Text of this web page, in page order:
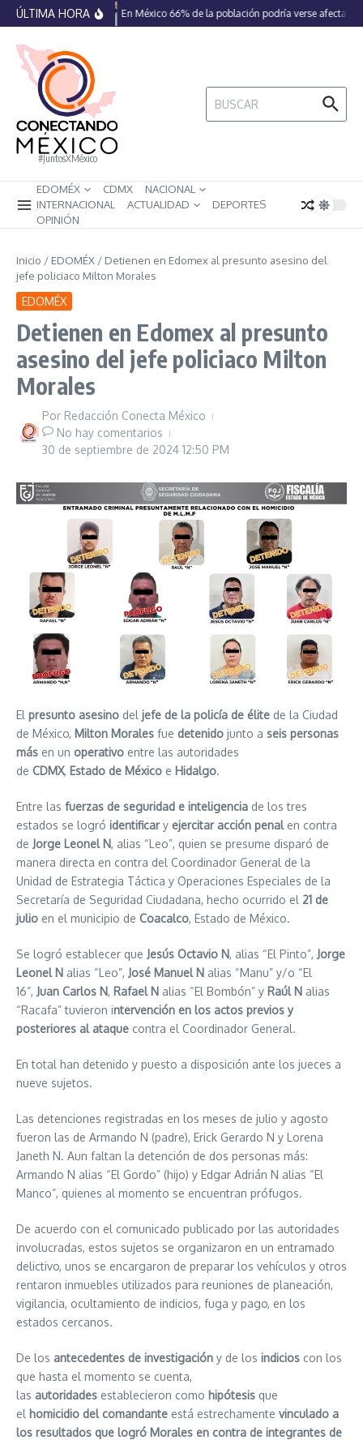
Saltar al contenido
ÚLTIMA HORA En México 66% de la población podría verse afectada
#JuntosXMéxico
Buscar:
EDOMÉX CDMX
NACIONAL
INTERNACIONAL
ACTUALIDAD
DEPORTES
OPINIÓN
Inicio / EDOMÉX / Detienen en Edomex al presunto asesino del
jefe policiaco Milton Morales
EDOMÉX
Detienen en Edomex al presunto
asesino del jefe policiaco Milton
Morales
Por Redacción Conecta México
No hay comentarios
30 de septiembre de 2024 12:50 PM
El presunto asesino del jefe de la policía de élite de la Ciudad
de México, Milton Morales fue detenido junto a seis personas
más en un operativo entre las autoridades
de CDMX, Estado de México e Hidalgo.
Entre las fuerzas de seguridad e inteligencia de los tres
estados se logró identificary ejercitar acción penal en contra
de Jorge Leonel N, alias “Leo”, quien se presume disparó de
manera directa en contra del Coordinador General de la
Unidad de Estrategia Táctica y Operaciones Especiales de la
Secretaría de Seguridad Ciudadana, hecho ocurrido el 21 de
julio en el municipio de Coacalco, Estado de México.
Se logró establecer que Jesús Octavio N, alias “El Pinto”, Jorge
Leonel N alias “Leo”, José Manuel N alias “Manu” y/o “El
16”, Juan Carlos N, Rafael N alias “El Bombón” y Raúl N alias
“Racafa” tuvieron intervención en los actos previos y
posteriores al ataque contra el Coordinador General.
En total han detenido y puesto a disposición ante los jueces a
nueve sujetos.
Las detenciones registradas en los meses de julio y agosto
fueron las de Armando N (padre), Erick Gerardo N y Lorena
Janeth N. Aun faltan la detención de dos personas más:
Armando N alias “El Gordo” (hijo) y Edgar Adrián N alias “El
Manco”, quienes al momento se encuentran prófugos.
De acuerdo con el comunicado publicado por las autoridades
involucradas, estos sujetos se organizaron en un entramado
delictivo, unos se encargaron de preparar los vehículos y otros
rentaron inmuebles utilizados para reuniones de planeación,
vigilancia, ocultamiento de indicios, fuga y pago, en los
estados cercanos.
De los antecedentes de investigación y de los indicios con los
que hasta el momento se cuenta,
las autoridades establecieron como hipótesis que
el homicidio del comandante está estrechamente vinculado a
los resultados que logró Morales en contra de integrantes de